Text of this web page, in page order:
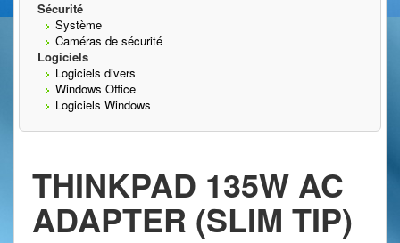
Sécurité
Système
Caméras de sécurité
Logiciels
Logiciels divers
Windows Office
Logiciels Windows
THINKPAD 135W AC
ADAPTER (SLIM TIP)